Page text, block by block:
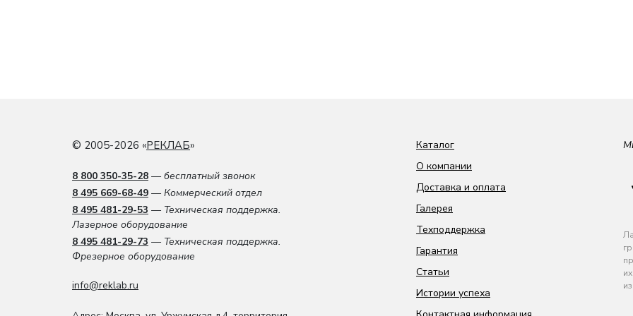
© 2005-2026 «РЕКЛАБ»
8 800 350-35-28 — бесплатный звонок
8 495 669-68-49 — Коммерческий отдел
8 495 481-29-53 — Техническая поддержка.
Лазерное оборудование
8 495 481-29-73 — Техническая поддержка.
Фрезерное оборудование
info@reklab.ru
Каталог
О компании
Доставка и оплата
Галерея
Техподдержка
Гарантия
Статьи
Истории успеха